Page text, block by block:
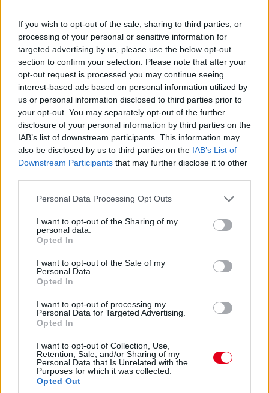
If you wish to opt-out of the sale, sharing to third parties, or
processing of your personal or sensitive information for
targeted advertising by us, please use the below opt-out
section to confirm your selection. Please note that after your
opt-out request is processed you may continue seeing
interest-based ads based on personal information utilized by
us or personal information disclosed to third parties prior to
your opt-out. You may separately opt-out of the further
disclosure of your personal information by third parties on the
IAB’s list of downstream participants. This information may
also be disclosed by us to third parties on the IAB’s List of
Downstream Participants that may further disclose it to other
Please note that this website/app uses one or more Google
not limited to your visit or usage behaviour. You may click to
grant or deny consent to Google and its third-party tags to
use your data for below specified purposes in below Google
consent section.
Personal Data Processing Opt Outs
I want to opt-out of the Sharing of my
personal data.
Opted In
I want to opt-out of the Sale of my
Personal Data.
Opted In
I want to opt-out of processing my
Personal Data for Targeted Advertising.
Opted In
I want to opt-out of Collection, Use,
Retention, Sale, and/or Sharing of my
Personal Data that Is Unrelated with the
Purposes for which it was collected.
Opted Out
13:59
Lelassult a #7-es Toyota! Hát ilyet!!!
13:56
Defekt a #7-es Toyotánál, ha jól hallottuk az
üzenetet. De már túl is vannak a kiálláson, belefért.
kört kell még megtennie Keatingnek a kerékcsere előtt,
nem lett volna teljesen tiszta az indulás...
Keating bejött letölteni a büntetést, megállt és
elindult, nézzük, mennyi előnye marad...
Garcia kergeti Plát a Fordban.